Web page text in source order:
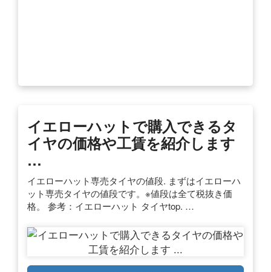
イエローハットで購入できるタ
イヤの価格や工賃を紹介します
…
イエローハット専売タイヤの値段. まずはイエローハ
ット専売タイヤの値段です。※値段は全て税抜き価
格。 参考：イエローハット タイヤtop. …